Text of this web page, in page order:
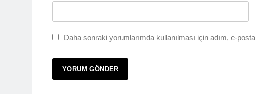
Daha sonraki yorumlarımda kullanılması için adım, e-